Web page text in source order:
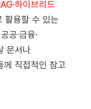
하이브리드
활용할 수 있는
공·금융·
문서나
께 직접적인 참고